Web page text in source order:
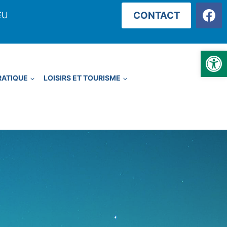
Ouvrir
CONTACT
LOISIRS ET TOURISME